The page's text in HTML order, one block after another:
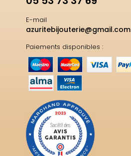
E-mail
azuritebijouterie@gmail.com
Paiements disponibles :